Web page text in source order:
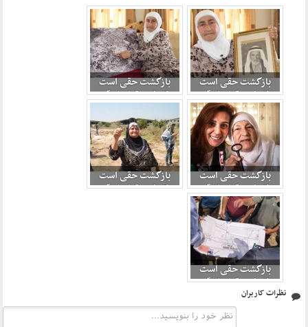
بازگشت حقی است
که نمی توان از آن
گذشت 2
بازگشت حقی است
که نمی توان از آن
گذشت 3
بازگشت حقی است
که نمی توان از آن
گذشت 4
بازگشت حقی است
که نمی توان از آن
بازگشت حقی است
که نمی توان از آن
گذشت 6نظرات کاربران